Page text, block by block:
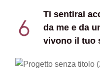
Ti sentirai
da me e da
vivono il tuo